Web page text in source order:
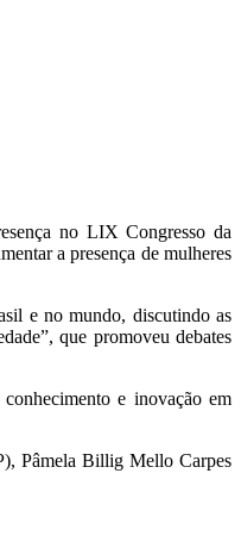
no LIX Congresso da
a presença de mulheres
e no mundo, discutindo as
que promoveu debates
e inovação em
Pâmela Billig Mello Carpes